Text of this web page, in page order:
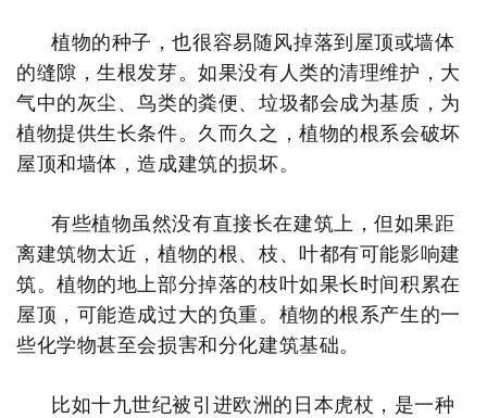
植物的种子，也很容易随风掉落到屋顶或墙体
的缝隙，生根发芽。如果没有人类的清理维护，大
气中的灰尘、鸟类的粪便、垃圾都会成为基质，为
植物提供生长条件。久而久之，植物的根系会破坏
屋顶和墙体，造成建筑的损坏。
有些植物虽然没有直接长在建筑上，但如果距
离建筑物太近，植物的根、枝、叶都有可能影响建
筑。植物的地上部分掉落的枝叶如果长时间积累在
屋顶，可能造成过大的负重。 植物的根系产生的一
些化学物甚至会损害和分化建筑基础。
比如十九世纪被引进欧洲的日本虎杖，是一种